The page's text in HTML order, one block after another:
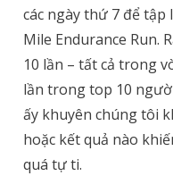
các ngày thứ 7 để tập
Mile Endurance Run.
10 lần – tất cả trong
lần trong top 10
ấy khuyên chúng tôi
hoặc kết quả nào
quá tự ti.